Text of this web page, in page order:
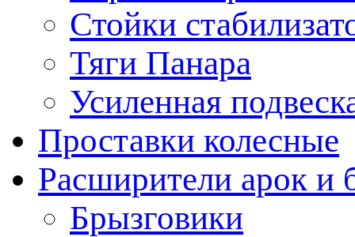
Стойки
Тяги Панара
Усиленная
Проставки колесные
Расширители арок и
Брызговики